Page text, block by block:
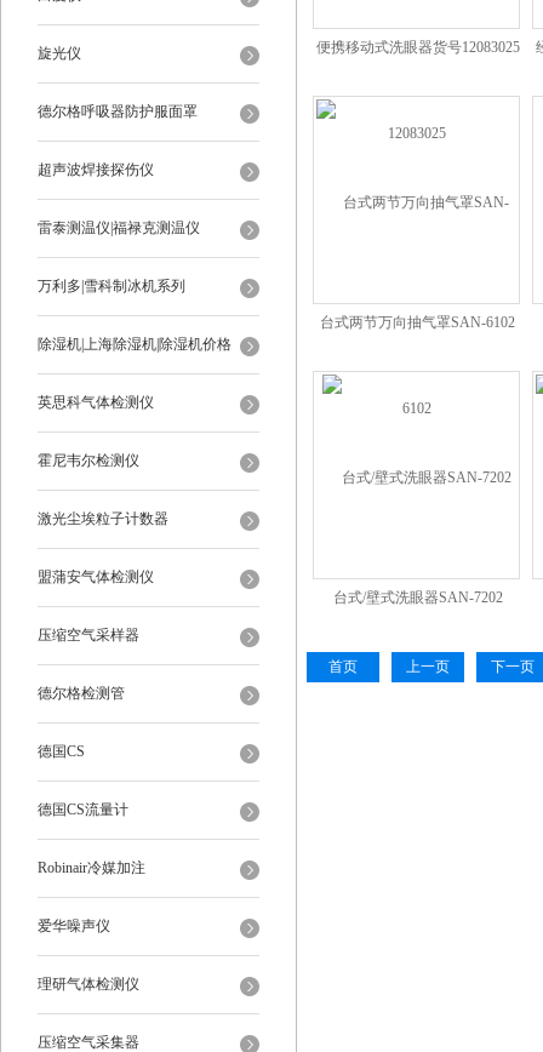
旋光仪
德尔格呼吸器防护服面罩
超声波焊接探伤仪
雷泰测温仪|福禄克测温仪
万利多|雪科制冰机系列
除湿机|上海除湿机|除湿机价格
英思科气体检测仪
霍尼韦尔检测仪
激光尘埃粒子计数器
盟蒲安气体检测仪
压缩空气采样器
德尔格检测管
德国CS
德国CS流量计
Robinair冷媒加注
爱华噪声仪
理研气体检测仪
压缩空气采集器
便携移动式洗眼器货号12083025
台式两节万向抽气罩SAN-6102
台式/壁式洗眼器SAN-7202
首页 上一页 下一页